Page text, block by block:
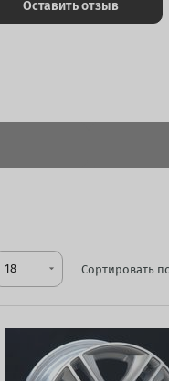
Оставить отзыв
18 arrow_drop_down Сортировать